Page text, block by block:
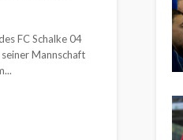
FC Schalke 04
Mannschaft